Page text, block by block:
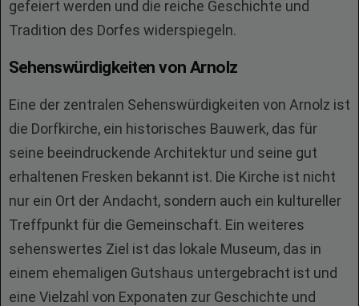
gefeiert werden und die reiche Geschichte und
Tradition des Dorfes widerspiegeln.
Sehenswürdigkeiten von Arnolz
Eine der zentralen Sehenswürdigkeiten von Arnolz ist
die Dorfkirche, ein historisches Bauwerk, das für
seine beeindruckende Architektur und seine gut
erhaltenen Fresken bekannt ist. Die Kirche ist nicht
nur ein Ort der Andacht, sondern auch ein kultureller
Treffpunkt für die Gemeinschaft. Ein weiteres
sehenswertes Ziel ist das lokale Museum, das in
einem ehemaligen Gutshaus untergebracht ist und
eine Vielzahl von Exponaten zur Geschichte und